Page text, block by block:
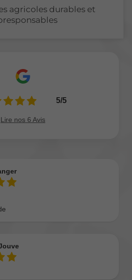
agricoles durables et